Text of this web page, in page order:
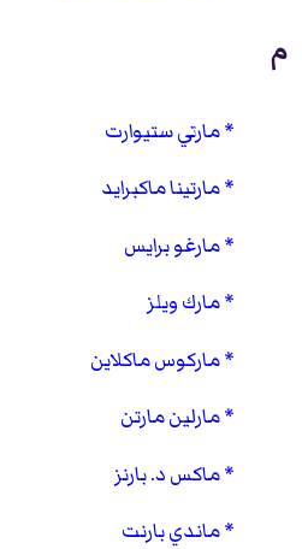
م
مارتي ستيوارت
مارتينا ماكبرايد
مارغو برايس
مارك ويلز
ماركوس ماكلاين
مارلين مارتن
ماكس د. بارنز
ماندي بارنت